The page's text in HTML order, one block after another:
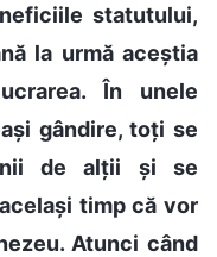
statutului,
la urmă aceștia
În unele
gândire, toți se
de alții și se
timp că vor
Atunci când